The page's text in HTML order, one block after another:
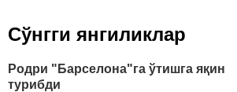
Сўнгги янгиликлар
Родри "Барселона"га ўтишга яқин
турибди